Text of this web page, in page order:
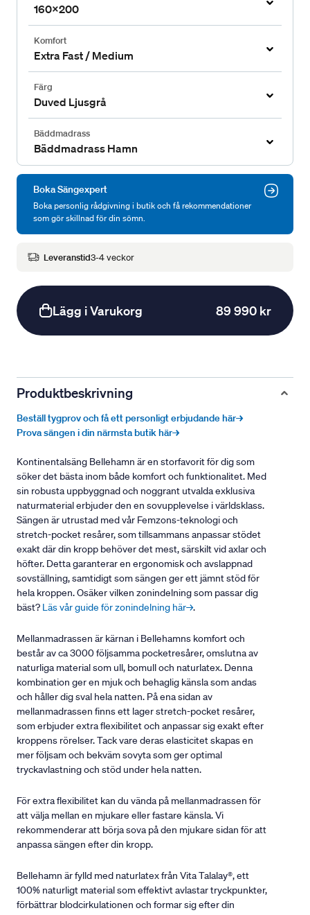
160x200
Komfort
Extra Fast / Medium
Färg
Duved Ljusgrå
Bäddmadrass
Bäddmadrass Hamn
Boka Sängexpert
Boka personlig rådgivning i butik och få rekommendationer
som gör skillnad för din sömn.
Leveranstid3-4 veckor
Lägg i Varukorg 89 990 kr
Produktbeskrivning
Beställ tygprov och få ett personligt erbjudande här→
Prova sängen i din närmsta butik här→
Kontinentalsäng Bellehamn är en storfavorit för dig som
söker det bästa inom både komfort och funktionalitet. Med
sin robusta uppbyggnad och noggrant utvalda exklusiva
naturmaterial erbjuder den en sovupplevelse i världsklass.
Sängen är utrustad med vår Femzons-teknologi och
stretch-pocket resårer, som tillsammans anpassar stödet
exakt där din kropp behöver det mest, särskilt vid axlar och
höfter. Detta garanterar en ergonomisk och avslappnad
sovställning, samtidigt som sängen ger ett jämnt stöd för
hela kroppen. Osäker vilken zonindelning som passar dig
bäst? Läs vår guide för zonindelning här→.
Mellanmadrassen är kärnan i Bellehamns komfort och
består av ca 3000 följsamma pocketresårer, omslutna av
naturliga material som ull, bomull och naturlatex. Denna
kombination ger en mjuk och behaglig känsla som andas
och håller dig sval hela natten. På ena sidan av
mellanmadrassen finns ett lager stretch-pocket resårer,
som erbjuder extra flexibilitet och anpassar sig exakt efter
kroppens rörelser. Tack vare deras elasticitet skapas en
mer följsam och bekväm sovyta som ger optimal
tryckavlastning och stöd under hela natten.
För extra flexibilitet kan du vända på mellanmadrassen för
att välja mellan en mjukare eller fastare känsla. Vi
rekommenderar att börja sova på den mjukare sidan för att
anpassa sängen efter din kropp.
Bellehamn är fylld med naturlatex från Vita Talalay®, ett
100% naturligt material som effektivt avlastar tryckpunkter,
förbättrar blodcirkulationen och formar sig efter din